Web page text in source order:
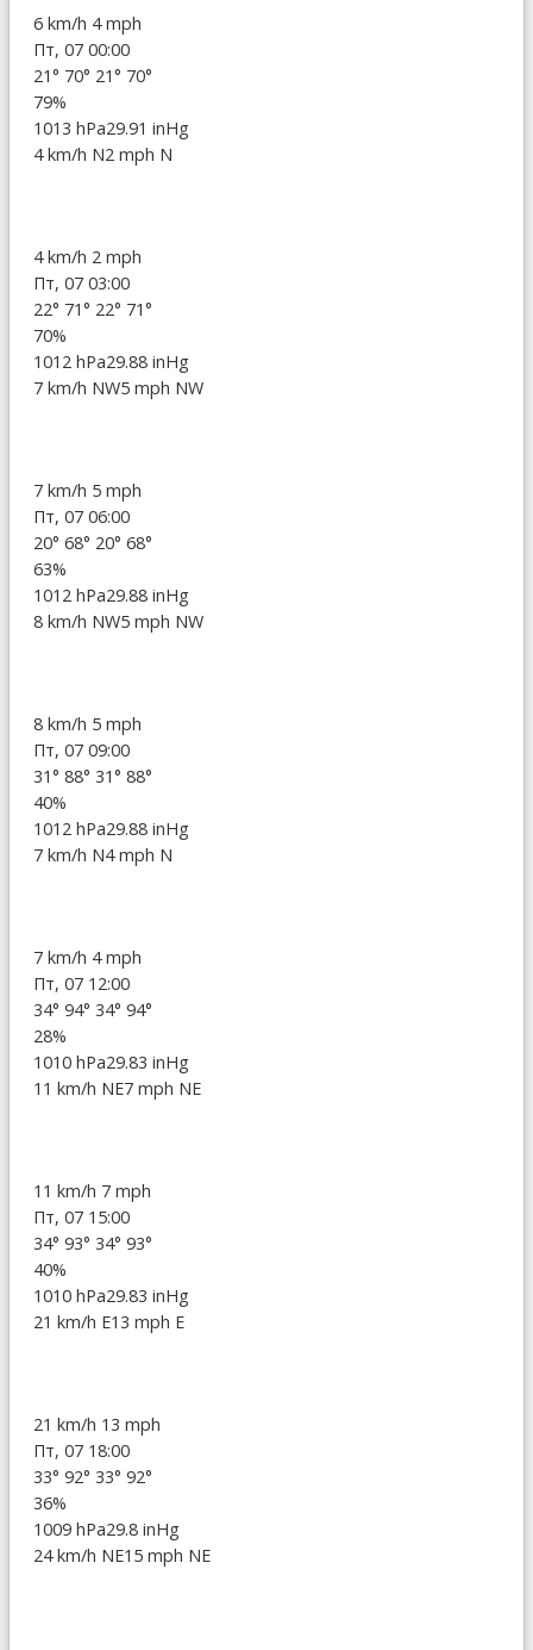
6 km/h 4 mph
Пт, 07 00:00
21° 70° 21° 70°
79%
1013 hPa29.91 inHg
4 km/h N2 mph N
4 km/h 2 mph
Пт, 07 03:00
22° 71° 22° 71°
70%
1012 hPa29.88 inHg
7 km/h NW5 mph NW
7 km/h 5 mph
Пт, 07 06:00
20° 68° 20° 68°
63%
1012 hPa29.88 inHg
8 km/h NW5 mph NW
8 km/h 5 mph
Пт, 07 09:00
31° 88° 31° 88°
40%
1012 hPa29.88 inHg
7 km/h N4 mph N
7 km/h 4 mph
Пт, 07 12:00
34° 94° 34° 94°
28%
1010 hPa29.83 inHg
11 km/h NE7 mph NE
11 km/h 7 mph
Пт, 07 15:00
34° 93° 34° 93°
40%
1010 hPa29.83 inHg
21 km/h E13 mph E
21 km/h 13 mph
Пт, 07 18:00
33° 92° 33° 92°
36%
1009 hPa29.8 inHg
24 km/h NE15 mph NE